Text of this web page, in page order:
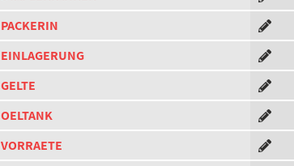
PACKERIN
EINLAGERUNG
GELTE
OELTANK
VORRAETE